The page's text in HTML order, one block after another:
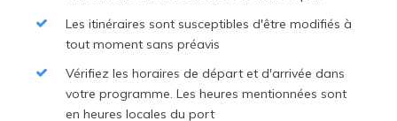
Les itinéraires sont susceptibles d'être modifiés à
tout moment sans préavis
Vérifiez les horaires de départ et d'arrivée dans
votre programme. Les heures mentionnées sont
en heures locales du port